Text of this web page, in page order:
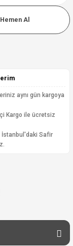
Hemen Al
aynı gün kargoya
Kargo ile ücretsiz
İstanbul'daki Safir